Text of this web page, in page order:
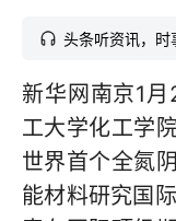
头条听资讯，时
新华网南京1
工大学化工学
世界首个全氮
能材料研究国